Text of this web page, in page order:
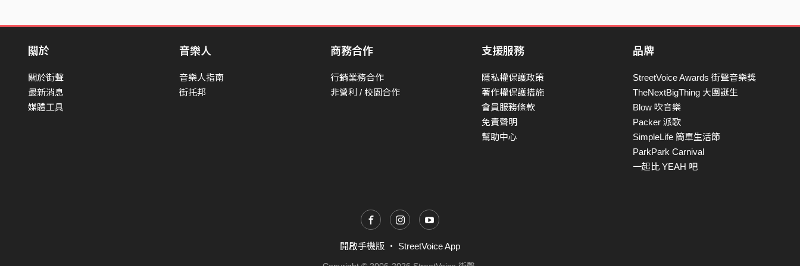
關於
關於街聲
最新消息
媒體工具
音樂人
音樂人指南
街托邦
商務合作
行銷業務合作
非營利 / 校園合作
支援服務
隱私權保護政策
著作權保護措施
會員服務條款
免責聲明
幫助中心
品牌
StreetVoice Awards 街聲音樂獎
TheNextBigThing 大團誕生
Blow 吹音樂
Packer 派歌
SimpleLife 簡單生活節
ParkPark Carnival
一起比 YEAH 吧
開啟手機版 ・ StreetVoice App